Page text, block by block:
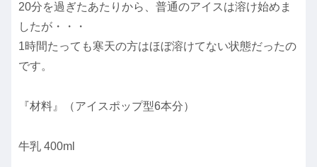
20分を過ぎたあたりから、普通のアイスは溶け始めま
したが・・・
1時間たっても寒天の方はほぼ溶けてない状態だったの
です。
『材料』（アイスポップ型6本分）
牛乳 400ml